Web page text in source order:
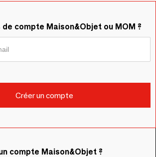
compte Maison&Objet ou MOM ?
compte Maison&Objet ?